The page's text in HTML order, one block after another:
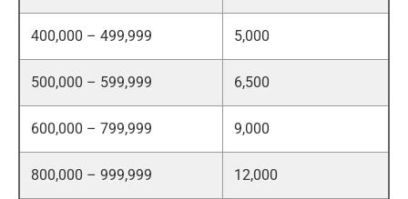
400,000 – 499,999 5,000
500,000 – 599,999 6,500
600,000 – 799,999 9,000
800,000 – 999,999 12,000